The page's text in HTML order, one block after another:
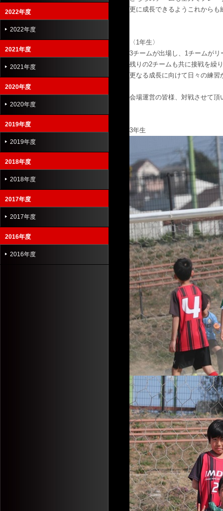
更に成長できるようこれからも
〈1年生〉
3チームが出場し、1チームが
残りの2チームも共に接戦を繰
更なる成長に向けて日々の練
会場運営の皆様、対戦させて
3年生
2022年度
2022年度
2021年度
2021年度
2020年度
2020年度
2019年度
2019年度
2018年度
2018年度
2017年度
2017年度
2016年度
2016年度